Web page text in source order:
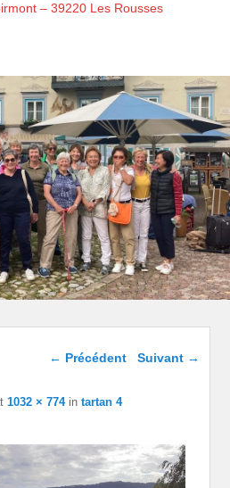
– 39220 Les Rousses
Navigation dans les
← Précédent Suivant →
1032 × 774intartan 4